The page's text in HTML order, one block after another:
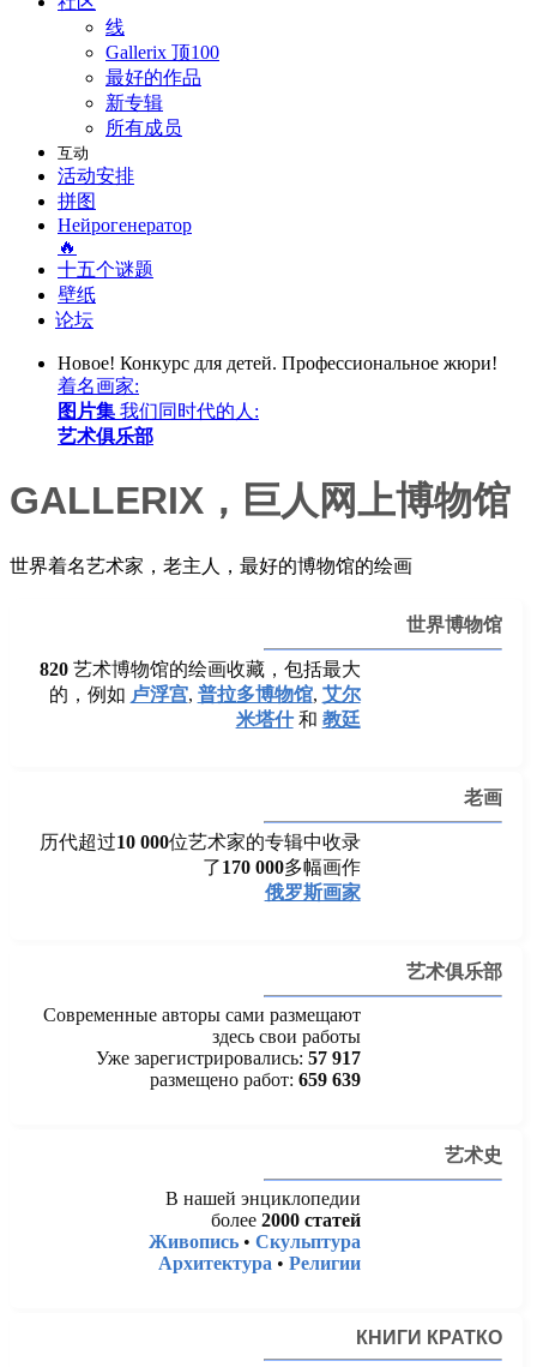
线
Gallerix 顶100
最好的作品
新专辑
所有成员
互动
活动安排
拼图
Нейрогенератор
🔥
十五个谜题
壁纸
论坛
Новое! Конкурс для детей. Профессиональное жюри!
着名画家:
图片集 我们同时代的人:
艺术俱乐部
GALLERIX，巨人网上博物馆
世界着名艺术家，老主人，最好的博物馆的绘画
世界博物馆
820艺术博物馆的绘画收藏，包括最大
的，例如 卢浮宫, 普拉多博物馆, 艾尔
米塔什和 教廷
老画
历代超过10 000位艺术家的专辑中收录
了170 000多幅画作
俄罗斯画家
艺术俱乐部
Современные авторы сами размещают
здесь свои работы
Уже зарегистрировались: 57 917
размещено работ: 659 639
艺术史
В нашей энциклопедии
более 2000 статей
Живопись• Скульптура
Архитектура • Религии
КНИГИ КРАТКО